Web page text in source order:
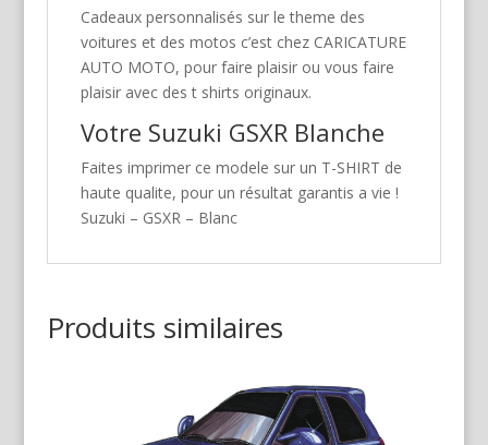
Cadeaux personnalisés sur le theme des
voitures et des motos c’est chez CARICATURE
AUTO MOTO, pour faire plaisir ou vous faire
plaisir avec des t shirts originaux.
Votre Suzuki GSXR Blanche
Faites imprimer ce modele sur un T-SHIRT de
haute qualite, pour un résultat garantis a vie !
Suzuki – GSXR – Blanc
Produits similaires